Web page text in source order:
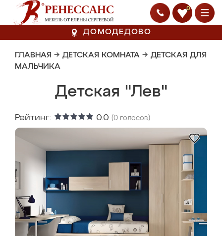
0
ДОМОДЕДОВО
ГЛАВНАЯ → ДЕТСКАЯ КОМНАТА → ДЕТСКАЯ ДЛЯ
МАЛЬЧИКА
Детская "Лев"
Рейтинг: 0.0 (0 голосов)